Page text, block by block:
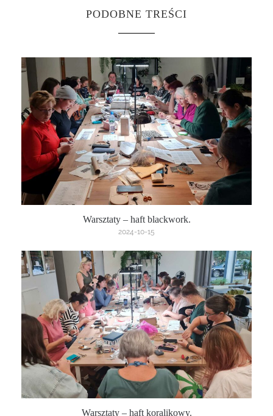
PODOBNE TREŚCI
Warsztaty – haft blackwork.
2024-10-15
Warsztaty – haft koralikowy.